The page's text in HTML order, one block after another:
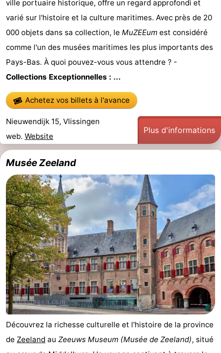
Zierikzee
-
Nature
Oosterschelde
Burgh
-
Kop
Schouwen
-
Nature
Oranjezon
-
Oostkapelle
Nature
de
Mantelingen
-
Westkapelle
-
Zoutelande
-
Nature
Walcherse
bos
-
Dishoek
-
Vlissingen
-
Middelburg
Zeeuws-
Vlaanderen
-
ville portuaire historique, offre un regard approfondi et
varié sur l'histoire et la culture maritimes. Avec près de 20
000 objets dans sa collection, le MuZEEum est considéré
comme l'un des musées maritimes les plus importants des
Pays-Bas. À quoi pouvez-vous vous attendre ? -
Collections Exceptionnelles : ...
Achetez vos billets à l'avance
Nieuwendijk 15, Vlissingen
web. Website
Plus d'informations
Musée Zeeland
Découvrez la richesse culturelle et l'histoire de la province
de Zeeland au Zeeuws Museum (Musée de Zeeland), situé